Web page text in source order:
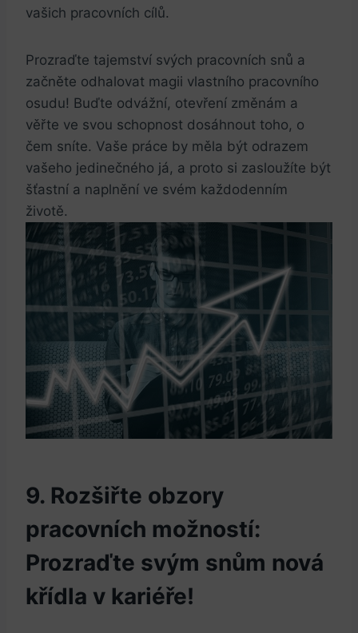
vašich pracovních cílů.
Prozraďte tajemství svých pracovních snů a
začněte odhalovat magii vlastního pracovního
osudu! Buďte odvážní, otevření změnám a
věřte ve svou schopnost dosáhnout toho, o
čem sníte.⁣ Vaše práce by měla‌ být odrazem⁣
vašeho jedinečného já, a proto si zasloužíte být
šťastní‍ a naplnění ve⁤ svém každodenním
životě.
9. Rozšiřte obzory
‌pracovních možností:
Prozraďte svým snům nová
křídla‍ v kariéře!